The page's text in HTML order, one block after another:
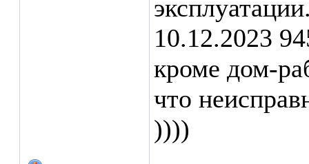
10.12.2023
кроме дом-
что
))))